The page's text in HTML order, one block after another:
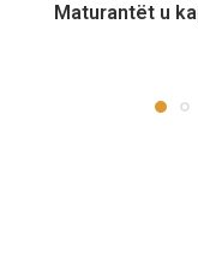
Maturantët u